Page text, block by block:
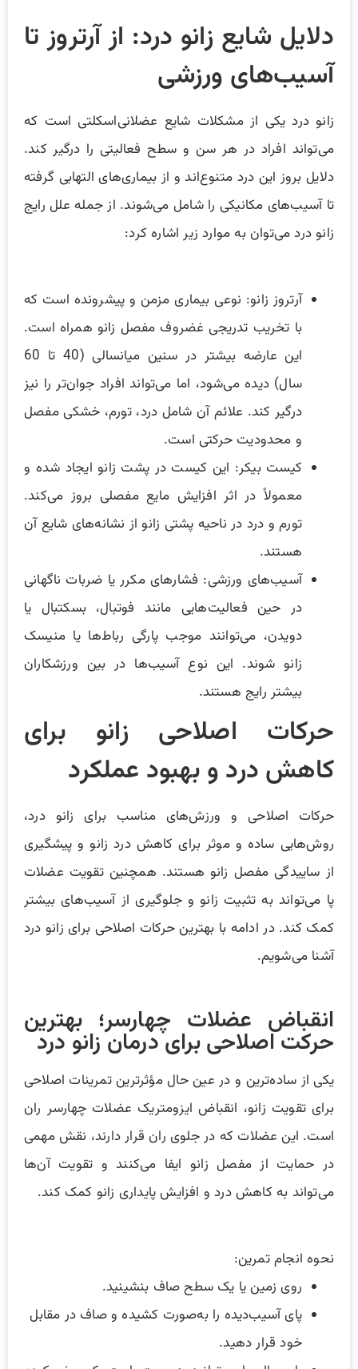
دلایل شایع زانو درد: از آرتروز تا
آسیب‌های ورزشی
زانو درد یکی از مشکلات شایع عضلانی‌اسکلتی است که
می‌تواند افراد در هر سن و سطح فعالیتی را درگیر کند.
دلایل بروز این درد متنوع‌اند و از بیماری‌های التهابی گرفته
تا آسیب‌های مکانیکی را شامل می‌شوند. از جمله علل رایج
زانو درد می‌توان به موارد زیر اشاره کرد:
آرتروز زانو: نوعی بیماری مزمن و پیشرونده است که
با تخریب تدریجی غضروف مفصل زانو همراه است.
این عارضه بیشتر در سنین میانسالی (40 تا 60
سال) دیده می‌شود، اما می‌تواند افراد جوان‌تر را نیز
درگیر کند. علائم آن شامل درد، تورم، خشکی مفصل
و محدودیت حرکتی است.
کیست بیکر: این کیست در پشت زانو ایجاد شده و
معمولاً در اثر افزایش مایع مفصلی بروز می‌کند.
تورم و درد در ناحیه پشتی زانو از نشانه‌های شایع آن
هستند.
آسیب‌های ورزشی: فشارهای مکرر یا ضربات ناگهانی
در حین فعالیت‌هایی مانند فوتبال، بسکتبال یا
دویدن، می‌توانند موجب پارگی رباط‌ها یا منیسک
زانو شوند. این نوع آسیب‌ها در بین ورزشکاران
بیشتر رایج هستند.
حرکات اصلاحی زانو برای
کاهش درد و بهبود عملکرد
حرکات اصلاحی و ورزش‌های مناسب برای زانو درد،
روش‌هایی ساده و موثر برای کاهش درد زانو و پیشگیری
از ساییدگی مفصل زانو هستند. همچنین تقویت عضلات
پا می‌تواند به تثبیت زانو و جلوگیری از آسیب‌های بیشتر
کمک کند. در ادامه با بهترین حرکات اصلاحی برای زانو درد
آشنا می‌شویم.
انقباض عضلات چهارسر؛ بهترین
حرکت اصلاحی برای درمان زانو درد
یکی از ساده‌ترین و در عین حال مؤثرترین تمرینات اصلاحی
برای تقویت زانو، انقباض ایزومتریک عضلات چهارسر ران
است. این عضلات که در جلوی ران قرار دارند، نقش مهمی
در حمایت از مفصل زانو ایفا می‌کنند و تقویت آن‌ها
می‌تواند به کاهش درد و افزایش پایداری زانو کمک کند.
نحوه انجام تمرین:
روی زمین یا یک سطح صاف بنشینید.
پای آسیب‌دیده را به‌صورت کشیده و صاف در مقابل
خود قرار دهید.